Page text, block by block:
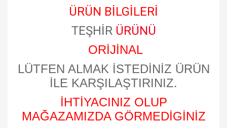
ÜRÜN BİLGİLERİ
TEŞHİR ÜRÜNÜ
ORİJİNAL
LÜTFEN ALMAK İSTEDİNİZ ÜRÜN
İLE KARŞILAŞTIRINIZ.
İHTİYACINIZ OLUP
MAĞAZAMIZDA GÖRMEDİGİNİZ